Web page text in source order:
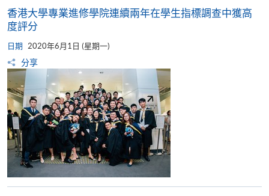
香港大學專業進修學院連續兩年在學生指標調查中獲高
度評分
日期 2020年6月1日 (星期一)
分享